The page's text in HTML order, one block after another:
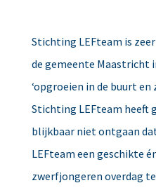
Stichting LEFteam is
de gemeente Maastricht
‘opgroeien in de buurt
Stichting LEFteam heeft
blijkbaar niet ontgaan
LEFteam een geschikte
zwerfjongeren overdag